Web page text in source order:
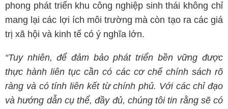
phong phát triển khu công nghiệp sinh thái không chỉ
mang lại các lợi ích môi trường mà còn tạo ra các giá
trị xã hội và kinh tế có ý nghĩa lớn.
“Tuy nhiên, để đảm bảo phát triển bền vững được
thực hành liên tục cần có các cơ chế chính sách rõ
ràng và có tính liên kết từ chính phủ. Với các chỉ đạo
và hướng dẫn cụ thể, đầy đủ, chúng tôi tin rằng sẽ có